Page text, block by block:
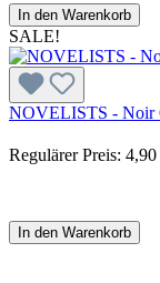
In den Warenkorb
SALE!
NOVELISTS - Noir
Regulärer Preis: 4,90
In den Warenkorb